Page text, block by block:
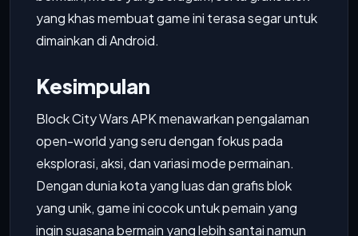
yang khas membuat game ini terasa segar untuk
dimainkan di Android.
Kesimpulan
Block City Wars APK menawarkan pengalaman
open-world yang seru dengan fokus pada
eksplorasi, aksi, dan variasi mode permainan.
Dengan dunia kota yang luas dan grafis blok
yang unik, game ini cocok untuk pemain yang
ingin suasana bermain yang lebih santai namun